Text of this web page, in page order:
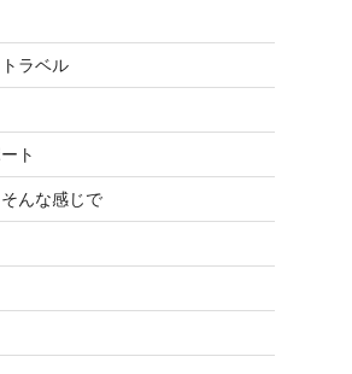
ラベル
ト
んな感じで